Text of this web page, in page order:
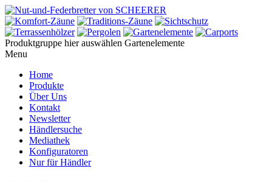
Produktgruppe hier auswählen Gartenelemente
Menu
Home
Produkte
Über Uns
Kontakt
Newsletter
Händlersuche
Mediathek
Konfiguratoren
Nur für Händler